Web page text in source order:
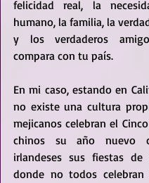
felicidad real, la
humano, la familia, la
y los verdaderos
compara con tu país.
En mi caso, estando en
no existe una cultura
mejicanos celebran el
chinos su año nuevo
irlandeses sus fiestas de
donde no todos celebran